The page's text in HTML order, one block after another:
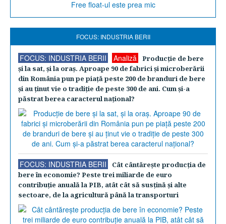
FOCUS: INDUSTRIA BERII
FOCUS: INDUSTRIA BERII Analiză
Producţie de bere
şi la sat, şi la oraş. Aproape 90 de fabrici şi microberării
din România pun pe piaţă peste 200 de branduri de bere
şi au ţinut vie o tradiţie de peste 300 de ani. Cum şi-a
păstrat berea caracterul naţional?
FOCUS: INDUSTRIA BERII
Cât cântăreşte producţia de
bere în economie? Peste trei miliarde de euro
contribuţie anuală la PIB, atât cât să susţină şi alte
sectoare, de la agricultură până la transporturi